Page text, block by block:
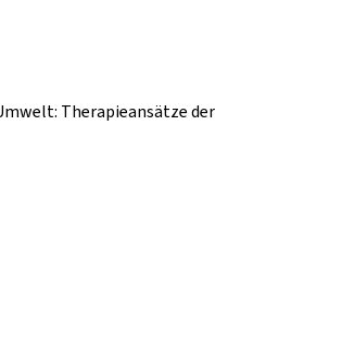
Therapieansätze der